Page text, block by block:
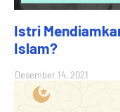
Istri
Islam?
Desember 14, 2021